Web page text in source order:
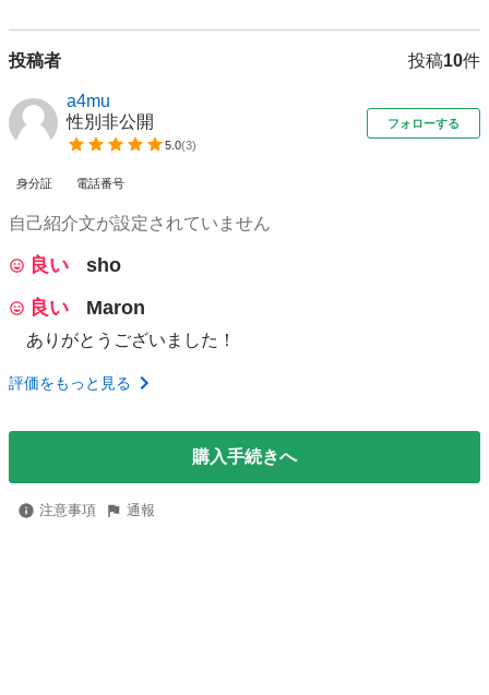
投稿者 投稿10件
a4mu
性別非公開
5.0(3)
フォローする
身分証 電話番号
自己紹介文が設定されていません
良い
sho
良い
Maron
ありがとうございました！
評価をもっと見る
購入手続きへ
注意事項 通報